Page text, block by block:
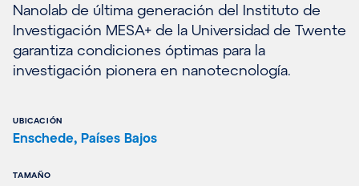
Nanolab de última generación del Instituto de
Investigación MESA+ de la Universidad de Twente
garantiza condiciones óptimas para la
investigación pionera en nanotecnología.
UBICACIÓN
Enschede, Países Bajos
TAMAÑO